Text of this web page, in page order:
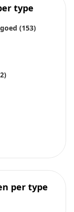
type
(153)
per type